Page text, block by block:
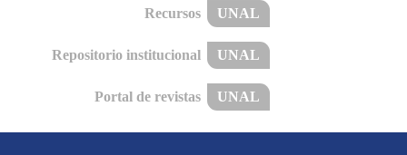
Recursos UNAL
Repositorio institucional UNAL
Portal de revistas UNAL